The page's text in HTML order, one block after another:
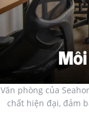
Văn phòng của
chất hiện đại, đảm